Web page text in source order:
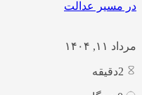
در مسیر عدالت
مرداد ۱۱, ۱۴۰۴
دقیقه